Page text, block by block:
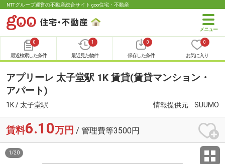
NTTグループ運営の不動産総合サイト goo住宅・不動産
0
最近検索した条件
1
最近見た物件
0
保存した条件
0
お気に入り
アプリーレ 太子堂駅 1K 賃貸(賃貸マンション・
アパート)
1K / 太子堂駅 情報提供元 SUUMO
賃料6.10万円 / 管理費等3500円
1 /20